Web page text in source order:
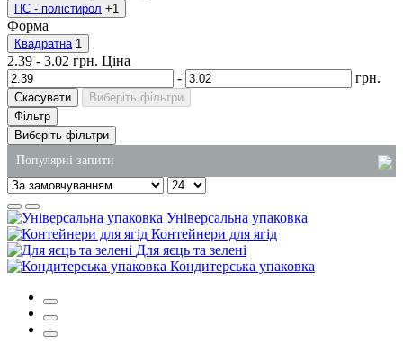
ПС - полістирол +1
Форма
Квадратна 1
2.39 - 3.02 грн. Ціна
-
грн.
Скасувати
Виберіть фільтри
Фільтр
Виберіть фільтри
Популярні запити
купити відра харчові з кришкою
одноразові контейнери для ягід
одноразові паперові пакети
бокс для суші
одноразові упаковки
Універсальна упаковка
Контейнери для ягід
Для яєць та зелені
Кондитерська упаковка